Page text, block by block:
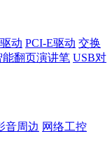
动 PCI-E驱动 交换
能翻页演讲笔 USB对
音周边 网络工控